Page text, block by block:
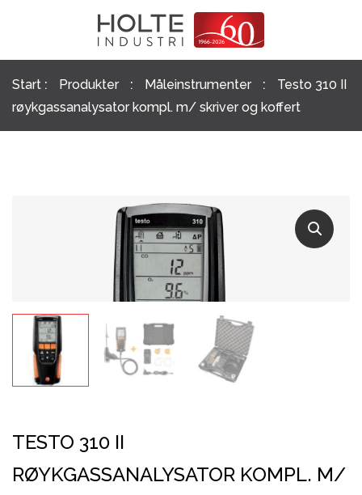
content
Start : Produkter : Måleinstrumenter :
Testo 310 II
røykgassanalysator kompl. m/ skriver og koffert
TESTO 310 II
RØYKGASSANALYSATOR KOMPL. M/